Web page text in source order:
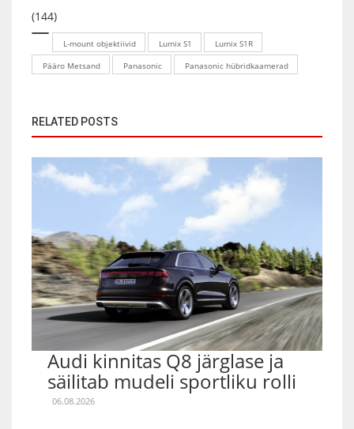
(144)
L-mount objektiivid Lumix S1
Lumix S1R
Pääro Metsand
Panasonic Panasonic hübridkaamerad
RELATED POSTS
Audi kinnitas Q8 järglase ja
säilitab mudeli sportliku rolli
06.08.2026